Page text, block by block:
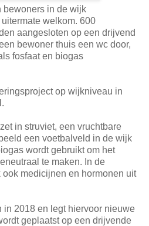
bewoners in de wijk
welkom. 600
aangesloten op een drijvend
bewoner thuis een wc door,
fosfaat en biogas
op wijkniveau in
in struviet, een vruchtbare
een voetbalveld in de wijk
wordt gebruikt om het
te maken. In de
medicijnen en hormonen uit
in 2018 en legt hiervoor nieuwe
geplaatst op een drijvende